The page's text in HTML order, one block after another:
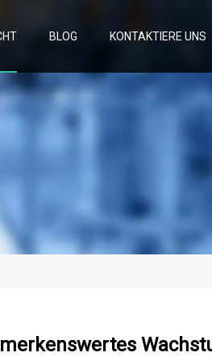
BLOG KONTAKTIERE UNS